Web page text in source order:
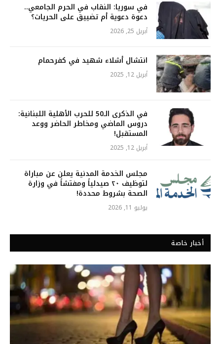
في سوريا: النقاب في الحرم الجامعي..
دعوة دعوية أم تضييق على الحريات؟
أبريل 25, 2026
انتشال أشلاء شهيد في كفرحمام
أبريل 12, 2025
في الذكرى الـ50 للحرب الأهلية اللبنانية:
دروس الماضي ومخاطر الحاضر ووعد
المستقبل!
أبريل 12, 2025
مجلس الخدمة المدنية يعلن عن مباراة
لتوظيف ٢٠ صيدلياً ومفتشاً في وزارة
الصحة بشروط محددة!
يوليو 11, 2026
أخبار خاصة